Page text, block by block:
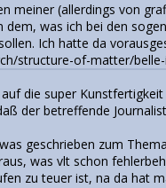
meiner (allerdings von
dem, was ich bei den
Ich hatte da
structure-of-matter/
die super
der betreffende
geschrieben zum
was vlt schon
zu teuer ist, na da hat